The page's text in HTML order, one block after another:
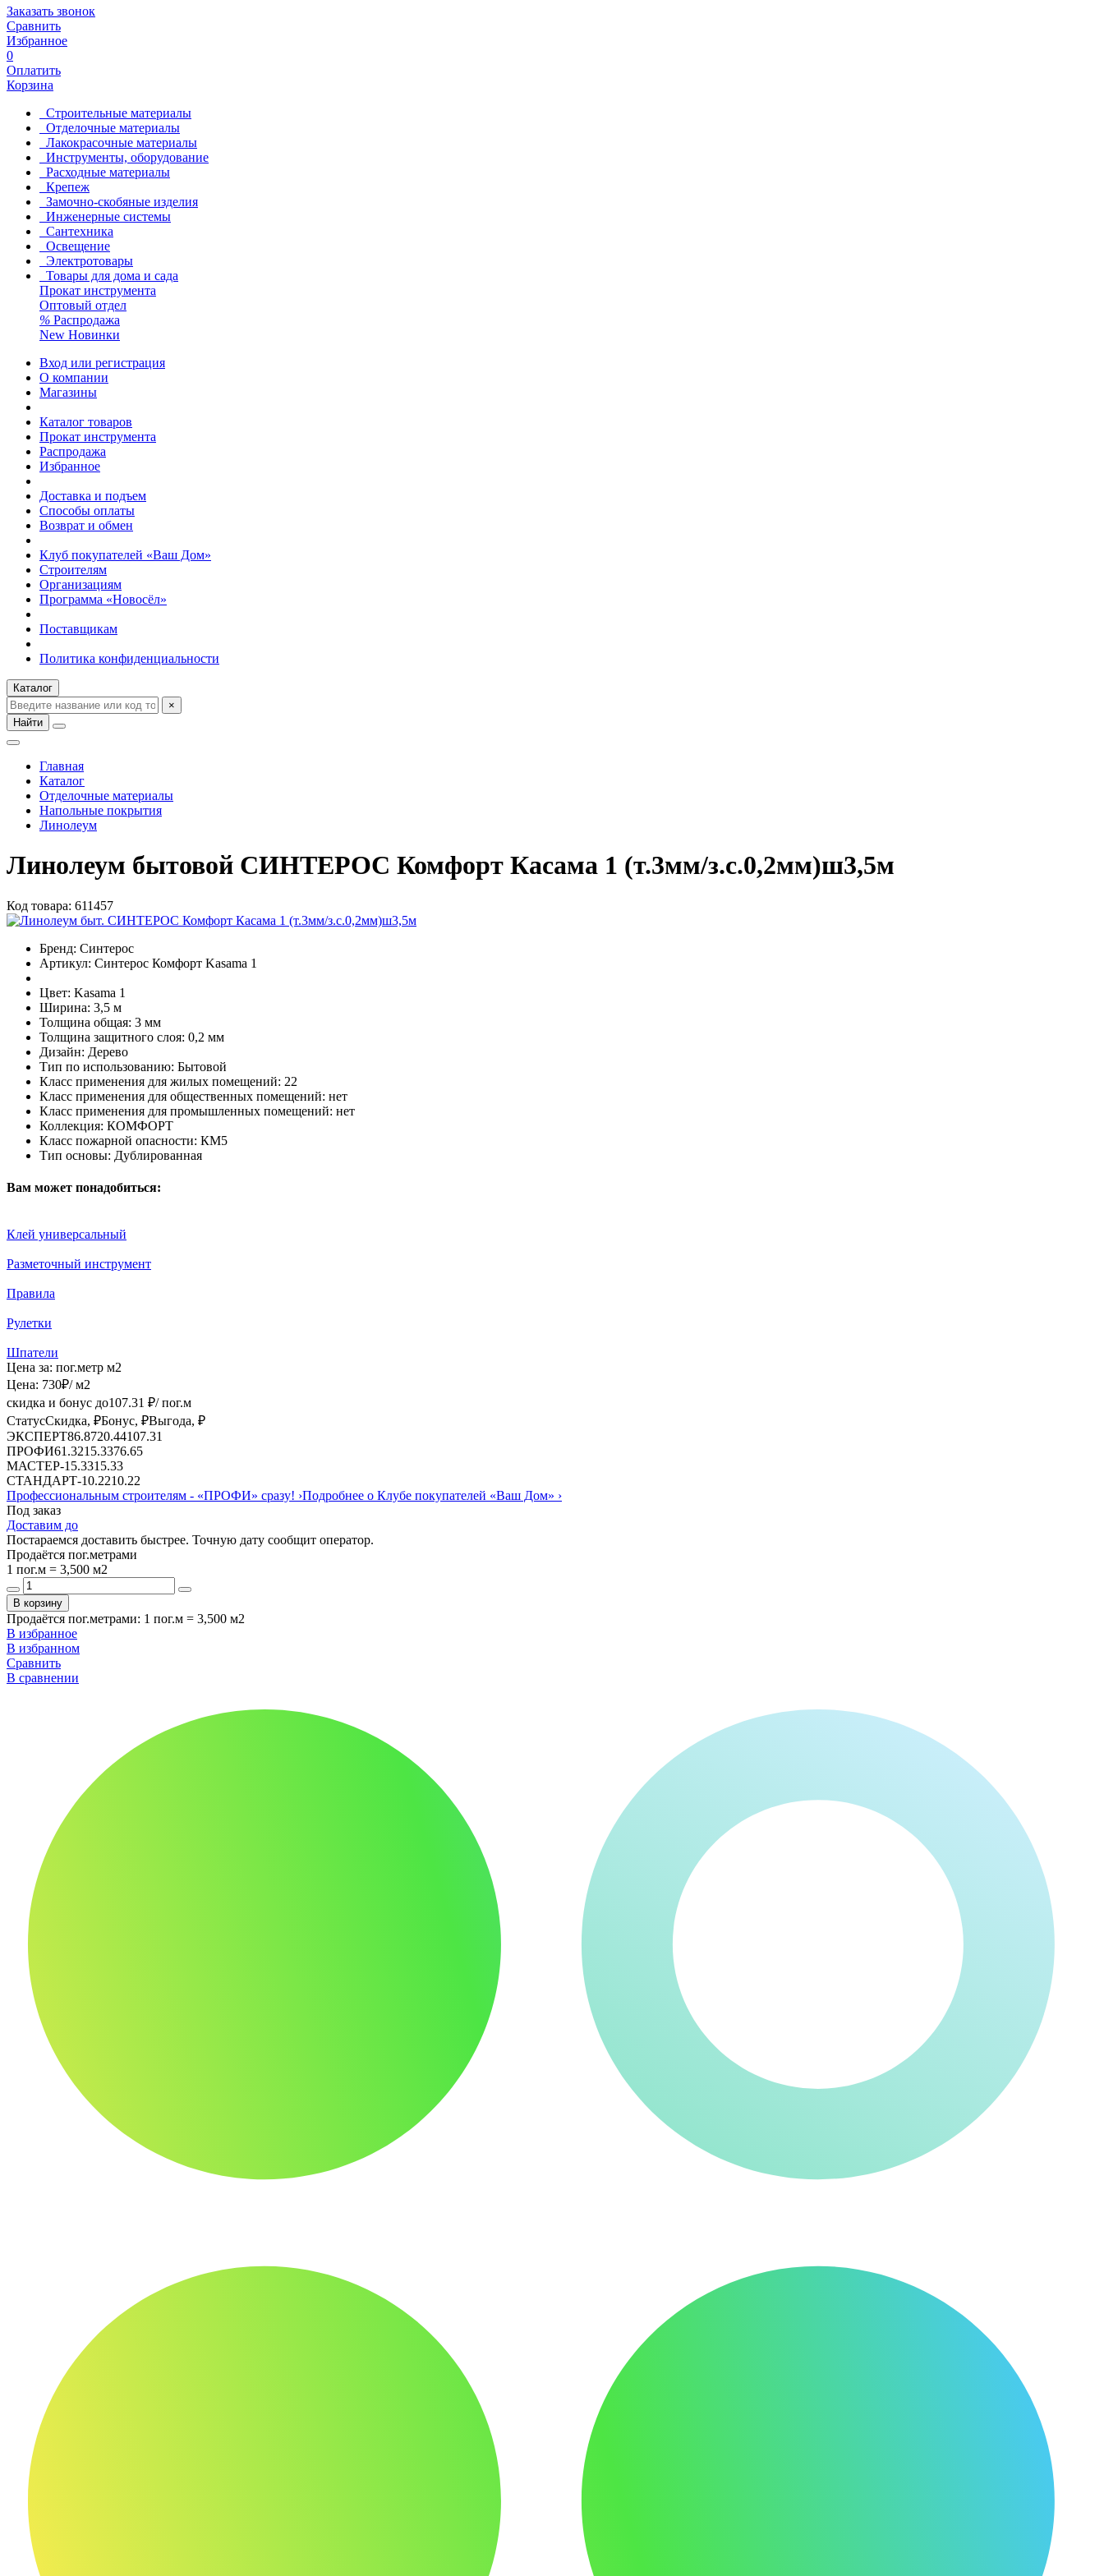
Заказать звонок
Сравнить
Избранное
0
Оплатить
Корзина
Строительные материалы
Отделочные материалы
Лакокрасочные материалы
Инструменты, оборудование
Расходные материалы
Крепеж
Замочно-скобяные изделия
Инженерные системы
Сантехника
Освещение
Электротовары
Товары для дома и сада
Прокат инструмента
Оптовый отдел
% Распродажа
New Новинки
Вход или регистрация
О компании
Магазины
Каталог товаров
Прокат инструмента
Распродажа
Избранное
Доставка и подъем
Способы оплаты
Возврат и обмен
Клуб покупателей «Ваш Дом»
Строителям
Организациям
Программа «Новосёл»
Поставщикам
Политика конфиденциальности
Каталог
×
Найти
Главная
Каталог
Отделочные материалы
Напольные покрытия
Линолеум
Линолеум бытовой СИНТЕРОС Комфорт Касама 1 (т.3мм/з.с.0,2мм)ш3,5м
Код товара: 611457
Бренд: Синтерос
Артикул: Синтерос Комфорт Kasama 1
Цвет: Kasama 1
Ширина: 3,5 м
Толщина общая: 3 мм
Толщина защитного слоя: 0,2 мм
Дизайн: Дерево
Тип по использованию: Бытовой
Класс применения для жилых помещений: 22
Класс применения для общественных помещений: нет
Класс применения для промышленных помещений: нет
Коллекция: КОМФОРТ
Класс пожарной опасности: КМ5
Тип основы: Дублированная
Вам может понадобиться:
Клей универсальный
Разметочный инструмент
Правила
Рулетки
Шпатели
Цена за: пог.метр м2
Цена: 730₽/ м2
скидка и бонус до107.31 ₽/ пог.м
СтатусСкидка, ₽Бонус, ₽Выгода, ₽
ЭКСПЕРТ86.8720.44107.31
ПРОФИ61.3215.3376.65
МАСТЕР-15.3315.33
СТАНДАРТ-10.2210.22
Профессиональным строителям - «ПРОФИ» сразу! ›Подробнее о Клубе покупателей «Ваш Дом» ›
Под заказ
Доставим до
Постараемся доставить быстрее. Точную дату сообщит оператор.
Продаётся пог.метрами
1 пог.м = 3,500 м2
В корзину
Продаётся пог.метрами: 1 пог.м = 3,500 м2
В избранное
В избранном
Сравнить
В сравнении